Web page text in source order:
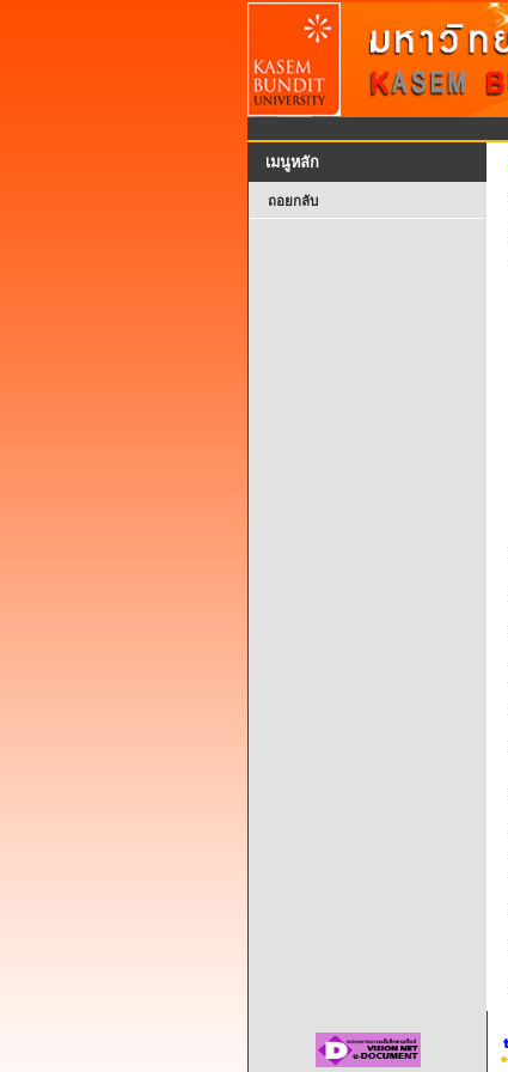
เมนูหลัก
ถอยกลับ